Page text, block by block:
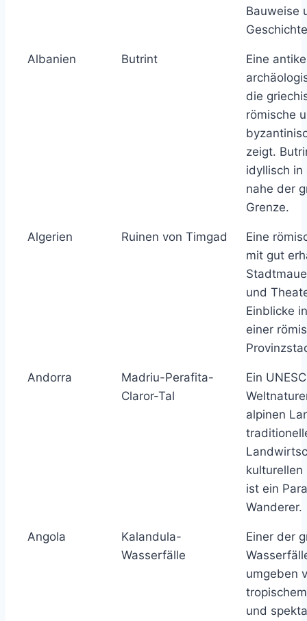
Bauweise
Albanien Butrint
Eine
die
römische
zeigt.
idyllisch in
nahe der
Grenze.
Algerien Ruinen von Timgad
Eine
mit gut
und
Einblicke
einer
Andorra
Madriu-Perafita-
Claror-Tal
Ein
alpinen
kulturellen
ist ein
Wanderer.
Angola
Kalandula-
Wasserfälle
Einer der
umgeben
und